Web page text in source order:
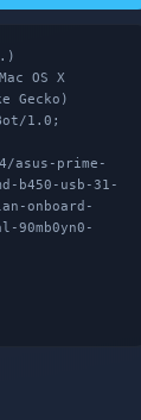
OS X
Gecko)
1.0;
asus-prime-
b450-usb-31-
onboard-